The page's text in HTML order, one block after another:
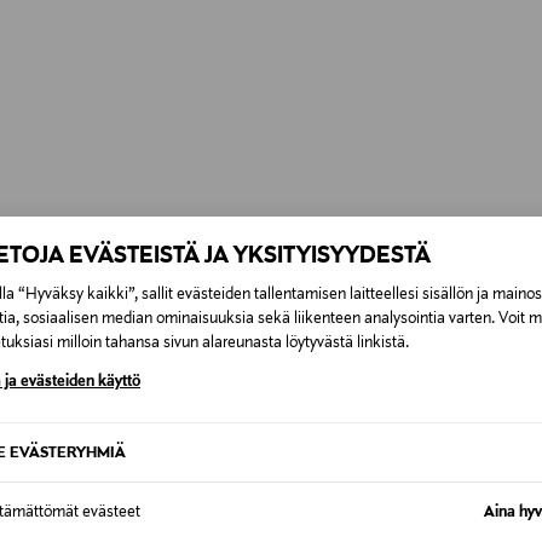
EVÄSTEISTÄ JA YKSITYISYYDESTÄ
“Hyväksy kaikki”, sallit evästeiden tallentamisen laitteellesi sisällön ja
sosiaalisen median ominaisuuksia sekä liikenteen analysointia varten. Voit
milloin tahansa sivun alareunasta löytyvästä linkistä.
ja evästeiden käyttö
EVÄSTERYHMIÄ
evästeet Aina